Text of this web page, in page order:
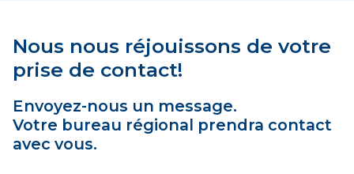
Nous nous réjouissons de votre
prise de contact!
Envoyez-nous un message.
Votre bureau régional prendra contact
avec vous.